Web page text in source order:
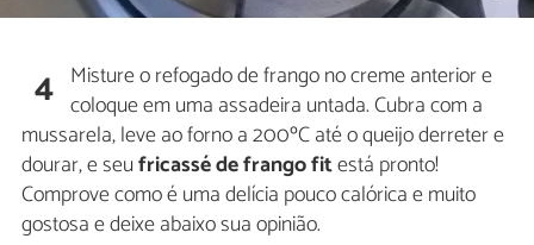
4 Misture o refogado de frango no creme anterior e
coloque em uma assadeira untada. Cubra com a
mussarela, leve ao forno a 200ºC até o queijo derreter e
dourar, e seufricassé de frango fitestá pronto!
Comprove como é uma delícia pouco calórica e muito
gostosa e deixe abaixo sua opinião.